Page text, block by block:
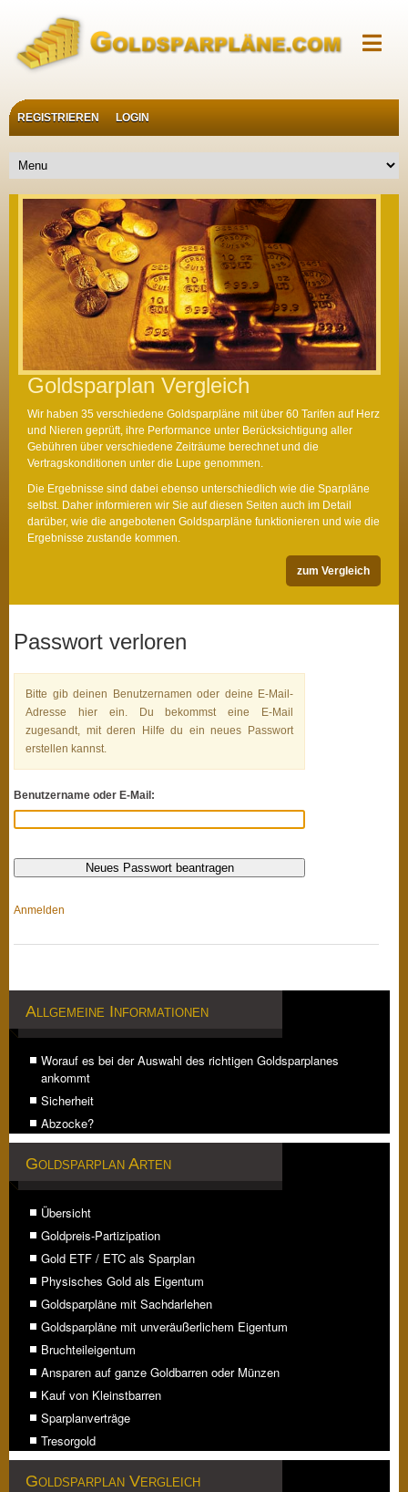
REGISTRIEREN LOGIN
Goldsparplan Vergleich
Wir haben 35 verschiedene Goldsparpläne mit über 60 Tarifen auf Herz
und Nieren geprüft, ihre Performance unter Berücksichtigung aller
Gebühren über verschiedene Zeiträume berechnet und die
Vertragskonditionen unter die Lupe genommen.
Die Ergebnisse sind dabei ebenso unterschiedlich wie die Sparpläne
selbst. Daher informieren wir Sie auf diesen Seiten auch im Detail
darüber, wie die angebotenen Goldsparpläne funktionieren und wie die
Ergebnisse zustande kommen.
zum Vergleich
Passwort verloren
Bitte gib deinen Benutzernamen oder deine E-Mail-
Adresse hier ein. Du bekommst eine E-Mail
zugesandt, mit deren Hilfe du ein neues Passwort
erstellen kannst.
Benutzername oder E-Mail:
Anmelden
Allgemeine Informationen
Worauf es bei der Auswahl des richtigen Goldsparplanes
ankommt
Sicherheit
Abzocke?
Goldsparplan Arten
Übersicht
Goldpreis-Partizipation
Gold ETF / ETC als Sparplan
Physisches Gold als Eigentum
Goldsparpläne mit Sachdarlehen
Goldsparpläne mit unveräußerlichem Eigentum
Bruchteileigentum
Ansparen auf ganze Goldbarren oder Münzen
Kauf von Kleinstbarren
Sparplanverträge
Tresorgold
Goldsparplan Vergleich